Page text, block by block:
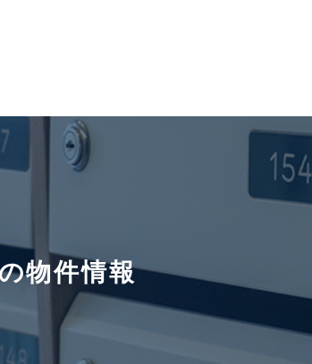
物件情報